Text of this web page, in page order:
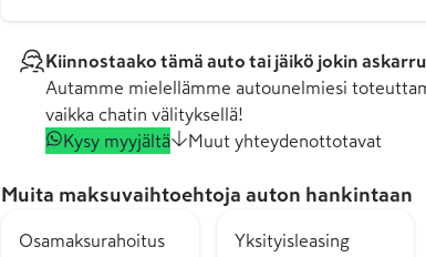
Kiinnostaako tämä auto tai jäikö jokin
Autamme mielellämme autounelmiesi
vaikka chatin välityksellä!
Kysy myyjältä
Muut yhteydenottotavat
Muita maksuvaihtoehtoja auton hankintaan
Osamaksurahoitus
Yksityisleasing